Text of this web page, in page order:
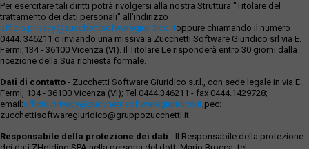
Per esercitare tali diritti potrà rivolgersi alla nostra Struttura "Titolare del
trattamento dei dati personali" all'indirizzo
ufficio.privacy@zucchettisofwaregiuridico.itoppure chiamando il numero
0444. 346211 o inviando una missiva a Zucchetti Software Giuridico srl via E.
Fermi,134 - 36100 Vicenza (VI). Il Titolare Le risponderà entro 30 giorni dalla
ricezione della Sua richiesta formale.
Dati di contatto - Zucchetti Software Giuridico s.r.l., con sede legale in via E.
Fermi, 134 - 36100 Vicenza (VI); Tel 0444.346211 - fax 0444.1429728;
email:ufficio.privacy@zucchettisoftwaregiuridico.it,pec:
zucchettisoftwaregiuridico@gruppozucchetti.it
Responsabile della protezione dei dati - Il Responsabile della protezione